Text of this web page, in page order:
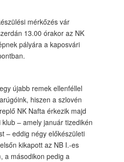
mérkőzés vár
13.00 órakor az NK
pályára a kaposvári
újabb remek ellenféllel
hiszen a szlovén
NK Nafta érkezik majd
– amely január tizedikén
– eddig négy előkészületi
kikapott az NB I.-es
a másodikon pedig a